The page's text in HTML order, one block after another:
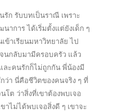
รัก รับบทเป็นราณี เพราะ
าการ ได้เริ่มตั้งแต่ยังเด็ก ๆ
ข้าเรียนมหาวิทยาลัย ไป
จนกลับมามีครอบครัว แล้ว
ละคนรักก็ไม่ถูกกัน พี่น้องมี
ว่า นี่คือชีวิตของคนจริง ๆ ที่
โต ว่าสิ่งที่เขาต้องพบเจอ
าไม่ได้พบเจอสิ่งดี ๆ เขาจะ